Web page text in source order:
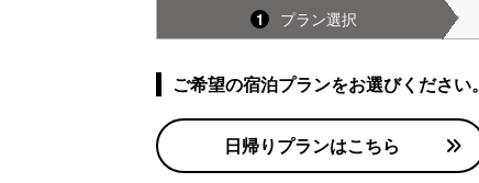
1 プラン選択
ご希望の宿泊プランをお選びください。
日帰りプランはこちら